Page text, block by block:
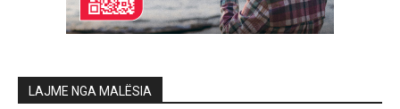
LAJME NGA MALËSIA